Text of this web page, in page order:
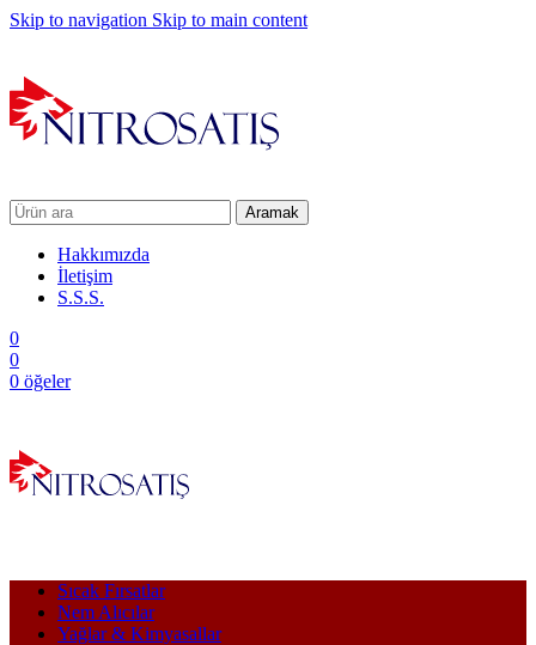
Skip to navigation Skip to main content
Aramak
Hakkımızda
İletişim
S.S.S.
0
0
0 öğeler
Sıcak Fırsatlar
Nem Alıcılar
Yağlar & Kimyasallar